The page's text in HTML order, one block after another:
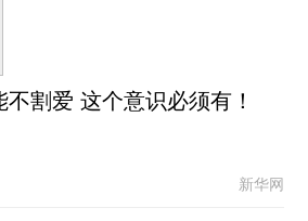
不割爱 这个意识必须有！
新华网